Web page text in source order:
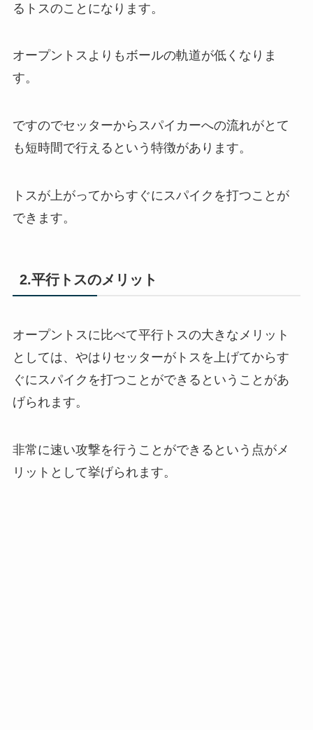
るトスのことになります。
オープントスよりもボールの軌道が低くなりま
す。
ですのでセッターからスパイカーへの流れがとて
も短時間で行えるという特徴があります。
トスが上がってからすぐにスパイクを打つことが
できます。
2.平行トスのメリット
オープントスに比べて平行トスの大きなメリット
としては、やはりセッターがトスを上げてからす
ぐにスパイクを打つことができるということがあ
げられます。
非常に速い攻撃を行うことができるという点がメ
リットとして挙げられます。